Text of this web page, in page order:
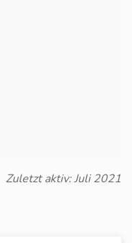
Zuletzt aktiv: Juli 2021